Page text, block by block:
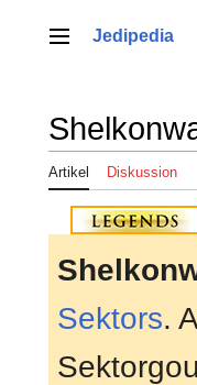
springenHauptmenü
Jedipedia
Artikel Diskussion
Sektors.